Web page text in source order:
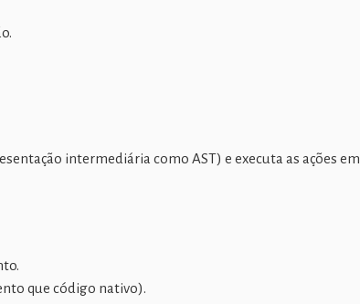
intermediária como AST) e executa as ações em
que código nativo).